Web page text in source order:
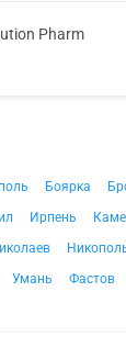
Pharm
Боярка
Ирпень
Умань Фастов